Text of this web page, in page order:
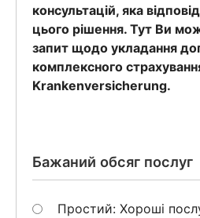
консультацій, яка
цього рішення. Тут Ви
запит щодо укладання
комплексного
Krankenversicherung.
Бажаний обсяг послуг
Простий: Хороші